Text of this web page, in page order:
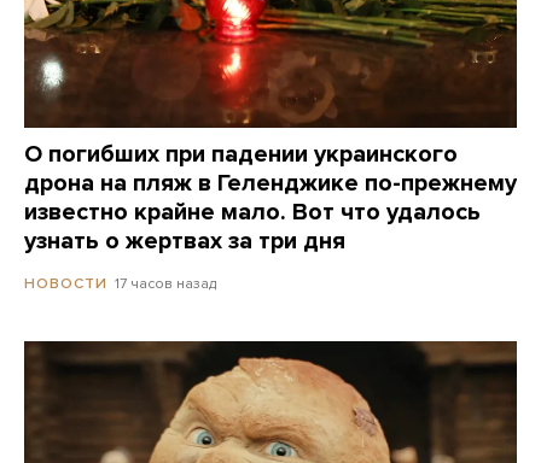
О погибших при падении украинского
дрона на пляж в Геленджике по-прежнему
известно крайне мало. Вот что удалось
узнать о жертвах за три дня
НОВОСТИ 17 часов назад